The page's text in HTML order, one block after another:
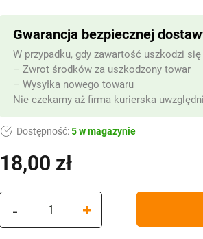
18,00 zł
Dostępność:5 w magazynie
Gwarancja bezpiecznej
W przypadku, gdy zawartość uszkodzi
– Zwrot środków za uszkodzony towar
– Wysyłka nowego towaru
Nie czekamy aż firma kurierska
-
Świeca
+